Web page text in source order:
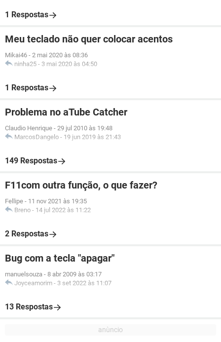
1 Respostas
Meu teclado não quer colocar acentos
Mikai46 - 2 mai 2020 às 08:36
ninha25 - 3 mai 2020 às 04:50
1 Respostas
Problema no aTube Catcher
Claudio Henrique - 29 jul 2010 às 19:48
MarcosDangelo - 19 jun 2019 às 21:43
149 Respostas
F11com outra função, o que fazer?
Fellipe - 11 nov 2021 às 19:35
Breno - 14 jul 2022 às 11:22
2 Respostas
Bug com a tecla "apagar"
manuelsouza - 8 abr 2009 às 03:17
Joyceamorim - 3 set 2022 às 11:07
13 Respostas